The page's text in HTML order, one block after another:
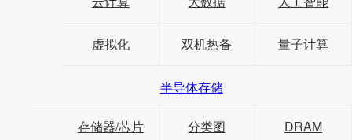
虚拟化 双机热备 量子计算
半导体存储
存储器/芯片 分类图 DRAM